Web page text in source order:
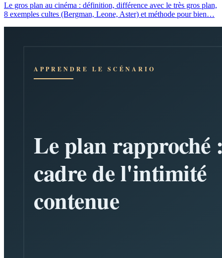
Le gros plan au cinéma : définition, différence avec le très gros plan,
8 exemples cultes (Bergman, Leone, Aster) et méthode pour bien…